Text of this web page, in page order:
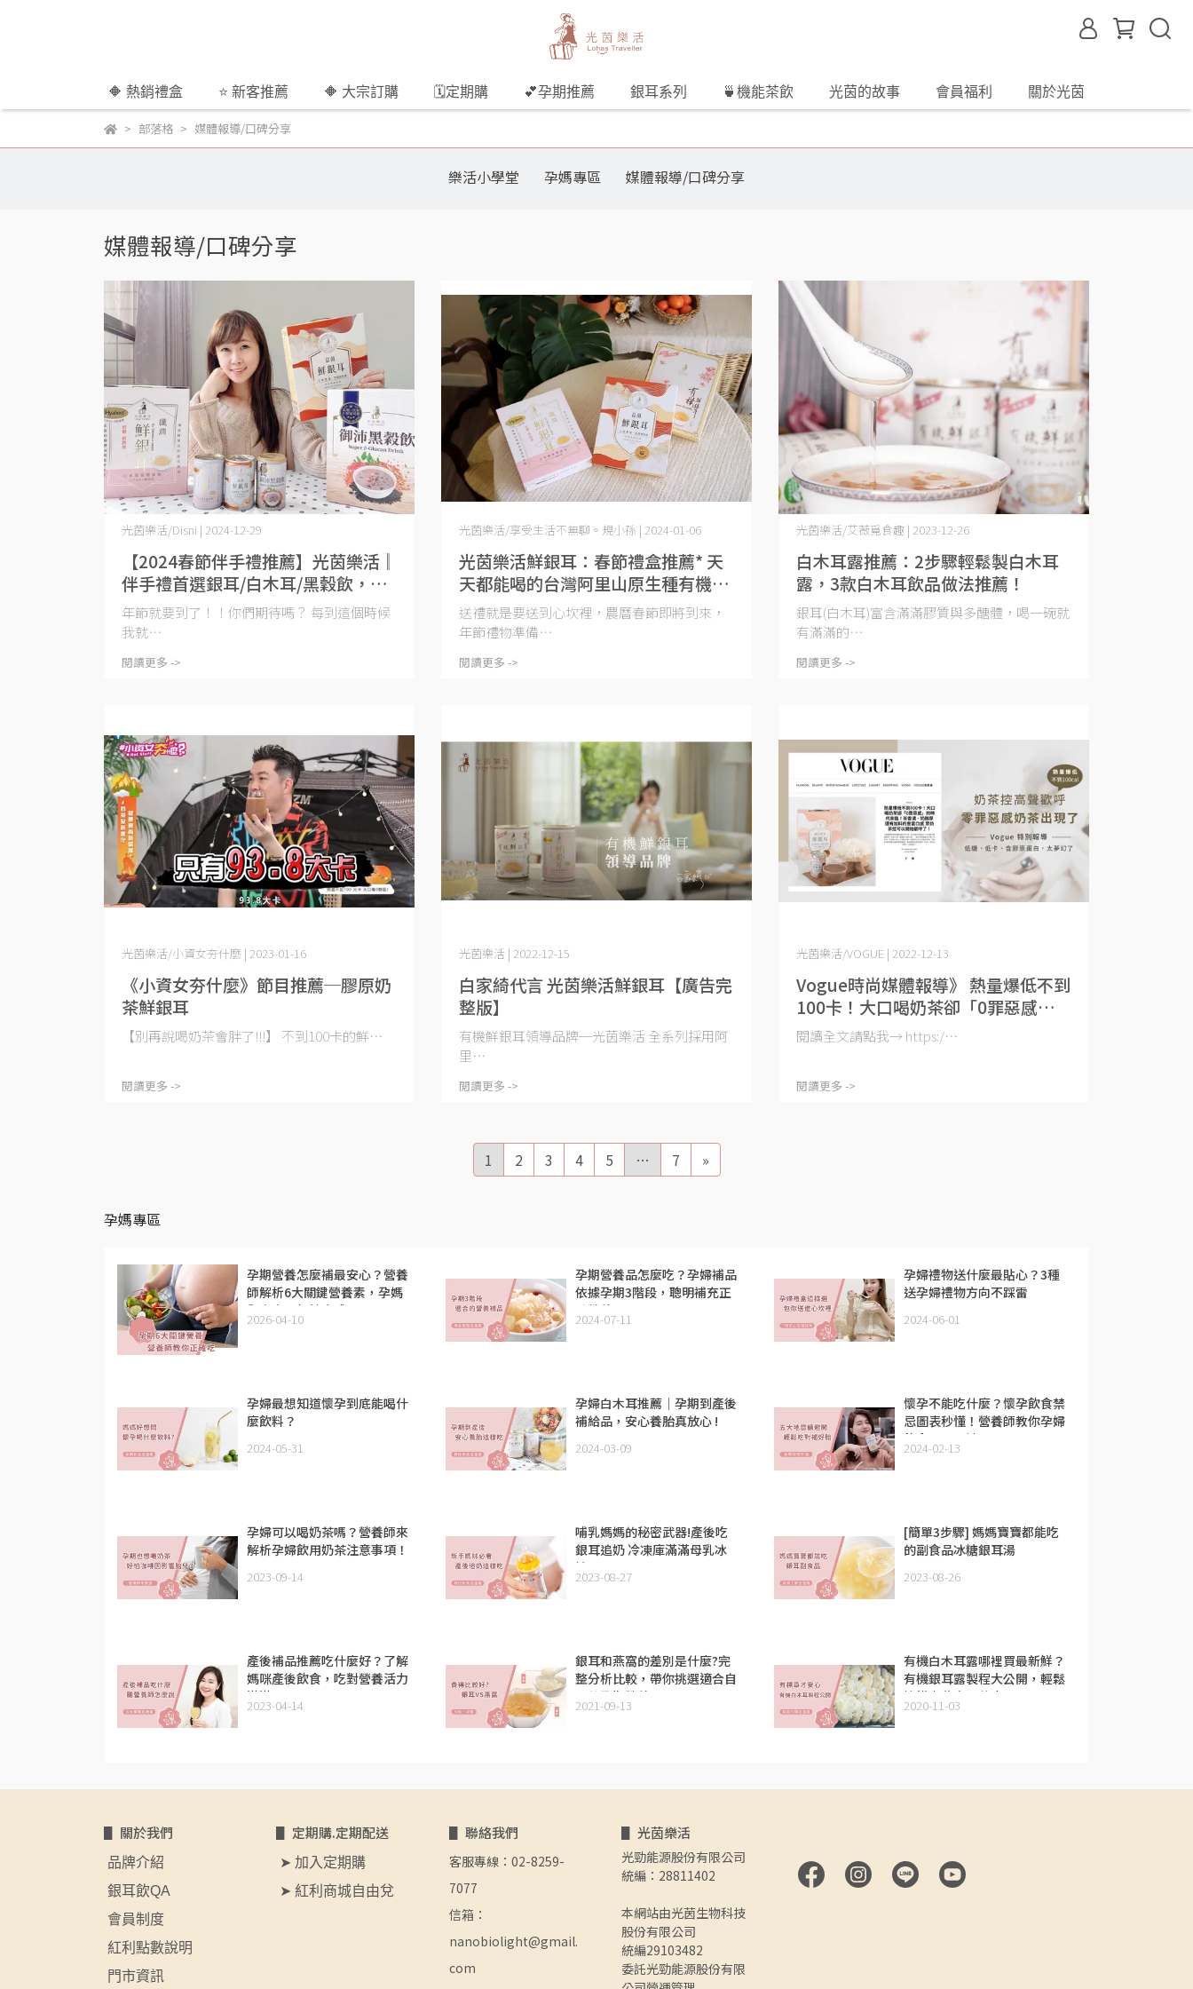
🔶 熱銷禮盒 ⭐ 新客推薦 🔶 大宗訂購 🗓️定期購 💕孕期推薦 銀耳系列 🍵機能茶飲 光茵的故事 會員福利 關於光茵
部落格 媒體報導/口碑分享
樂活小學堂 孕媽專區 媒體報導/口碑分享
媒體報導/口碑分享
【2024春節伴手禮推薦】光茵樂活║
伴手禮首選銀耳/白木耳/黑穀飲，養
生禮盒好吃推薦
光茵樂活/Disni | 2024-12-29
年節就要到了！！你們期待嗎？ 每到這個時候
我就⋯
閱讀更多 ->
光茵樂活鮮銀耳：春節禮盒推薦* 天
天都能喝的台灣阿里山原生種有機銀
耳，小朋友孕媽咪都能吃，三款禮盒
一次把好菌好水好新鮮通通備起來～
光茵樂活/享受生活不無聊。規小孫 | 2024-01-06
送禮就是要送到心坎裡，農曆春節即將到來，
年節禮物準備⋯
閱讀更多 ->
白木耳露推薦：2步驟輕鬆製白木耳
露，3款白木耳飲品做法推薦！
光茵樂活/艾薇覓食趣 | 2023-12-26
銀耳(白木耳)富含滿滿膠質與多醣體，喝一碗就
有滿滿的⋯
閱讀更多 ->
《小資女夯什麼》節目推薦─膠原奶
茶鮮銀耳
光茵樂活/小資女夯什麼 | 2023-01-16
【別再說喝奶茶會胖了!!!】 不到100卡的鮮⋯
閱讀更多 ->
白家綺代言 光茵樂活鮮銀耳【廣告完
整版】
光茵樂活 | 2022-12-15
有機鮮銀耳領導品牌─光茵樂活 全系列採用阿
里⋯
閱讀更多 ->
Vogue時尚媒體報導》 熱量爆低不到
100卡！大口喝奶茶卻「0罪惡感」的
時代來臨！茶香濃、奶醇厚還有加料
的豐富口感 眾奶茶控可以開始歡呼
光茵樂活/VOGUE | 2022-12-13
閱讀全文請點我→ https:/⋯
閱讀更多 ->
1 2 3 4 5 … 7 »
孕媽專區
孕期營養怎麼補最安心？營養
師解析6大關鍵營養素，孕媽
與寶寶一起健康成長
2026-04-10
孕期營養品怎麼吃？孕婦補品
依據孕期3階段，聰明補充正
確營養！
2024-07-11
孕婦禮物送什麼最貼心？3種
送孕婦禮物方向不踩雷
2024-06-01
孕婦最想知道懷孕到底能喝什
麼飲料？
2024-05-31
孕婦白木耳推薦｜孕期到產後
補給品，安心養胎真放心 !
2024-03-09
懷孕不能吃什麼？懷孕飲食禁
忌圖表秒懂！營養師教你孕婦
飲食原則關鍵
2024-02-13
孕婦可以喝奶茶嗎？營養師來
解析孕婦飲用奶茶注意事項！
2023-09-14
哺乳媽媽的秘密武器!產後吃
銀耳追奶 冷凍庫滿滿母乳冰
棒!!
2023-08-27
[簡單3步驟] 媽媽寶寶都能吃
的副食品冰糖銀耳湯
2023-08-26
產後補品推薦吃什麼好？了解
媽咪產後飲食，吃對營養活力
滿滿！
2023-04-14
銀耳和燕窩的差別是什麼?完
整分析比較，帶你挑選適合自
己的孕期營養品
2021-09-13
有機白木耳露哪裡買最新鮮？
有機銀耳露製程大公開，輕鬆
搞懂素燕窩是什麼！
2020-11-03
▋ 關於我們
品牌介紹
銀耳飲QA
會員制度
紅利點數說明
門市資訊
▋ 定期購.定期配送
➤ 加入定期購
➤ 紅利商城自由兌
▋ 聯絡我們
客服專線：02-8259-
7077
信箱：
nanobiolight@gmail.
com
▋ 光茵樂活
光勁能源股份有限公司
統編：28811402
本網站由光茵生物科技
股份有限公司
統編29103482
委託光勁能源股份有限